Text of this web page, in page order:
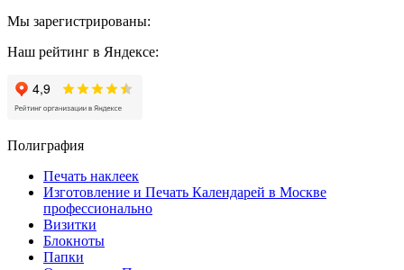
Мы зарегистрированы:
Наш рейтинг в Яндексе:
Полиграфия
Печать наклеек
Изготовление и Печать Календарей в Москве
профессионально
Визитки
Блокноты
Папки